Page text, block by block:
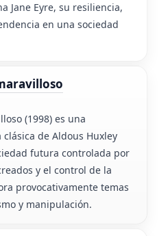
Jane Eyre, su resiliencia,
en una sociedad
(1998) es una
de Aldous Huxley
futura controlada por
y el control de la
provocativamente temas
y manipulación.